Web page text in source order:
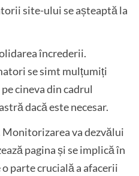
site-ului se așteaptă la
încrederii.
se simt mulțumiți
cineva din cadrul
dacă este necesar.
Monitorizarea va dezvălui
pagina și se implică în
o parte crucială a afacerii